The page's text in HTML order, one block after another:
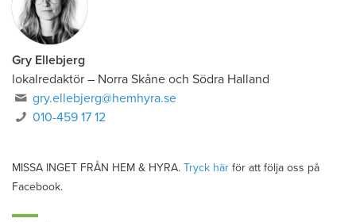
Gry Ellebjerg
lokalredaktör – Norra Skåne och Södra Halland
gry.ellebjerg@hemhyra.se
010-459 17 12
MISSA INGET FRÅN HEM & HYRA. Tryck här för att följa oss på
Facebook.